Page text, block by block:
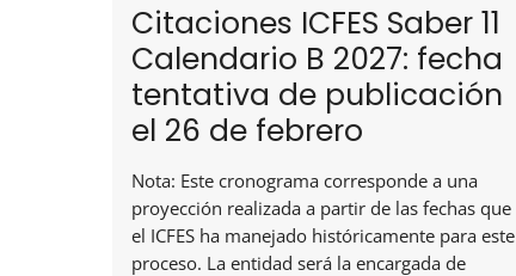
Citaciones ICFES Saber 11
Calendario B 2027: fecha
tentativa de publicación
el 26 de febrero
Nota: Este cronograma corresponde a una
proyección realizada a partir de las fechas que
el ICFES ha manejado históricamente para este
proceso. La entidad será la encargada de